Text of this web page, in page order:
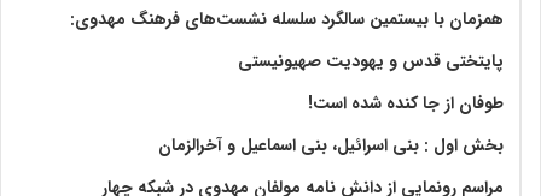
همزمان با بیستمین سالگرد سلسله نشست‌های فرهنگ مهدوی:‌
پایتختی قدس و یهودیت صهیونیستی
طوفان از جا کنده شده است!
بخش اول : بنی اسرائیل، بنی اسماعیل و آخرالزمان
مراسم رونمایی از دانش نامه مولفان مهدوی در شبکه چهار